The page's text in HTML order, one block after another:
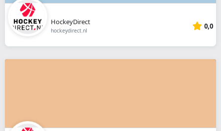
HockeyDirect
hockeydirect.nl 0,0